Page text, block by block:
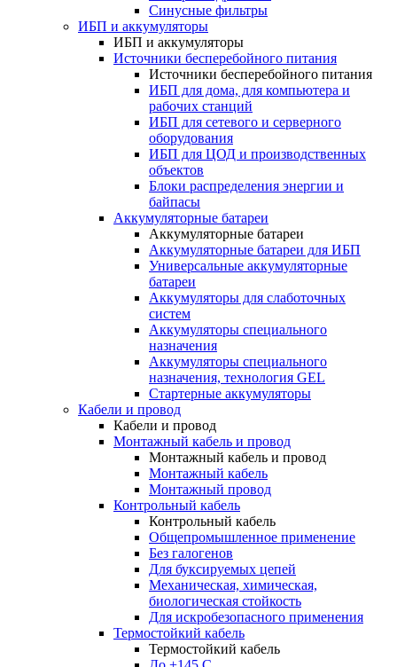
Синусные фильтры
ИБП и аккумуляторы
ИБП и аккумуляторы
Источники бесперебойного питания
Источники бесперебойного питания
ИБП для дома, для компьютера и
рабочих станций
ИБП для сетевого и серверного
оборудования
ИБП для ЦОД и производственных
объектов
Блоки распределения энергии и
байпасы
Аккумуляторные батареи
Аккумуляторные батареи
Аккумуляторные батареи для ИБП
Универсальные аккумуляторные
батареи
Аккумуляторы для слаботочных
систем
Аккумуляторы специального
назначения
Аккумуляторы специального
назначения, технология GEL
Стартерные аккумуляторы
Кабели и провод
Кабели и провод
Монтажный кабель и провод
Монтажный кабель и провод
Монтажный кабель
Монтажный провод
Контрольный кабель
Контрольный кабель
Общепромышленное применение
Без галогенов
Для буксируемых цепей
Механическая, химическая,
биологическая стойкость
Для искробезопасного применения
Термостойкий кабель
Термостойкий кабель